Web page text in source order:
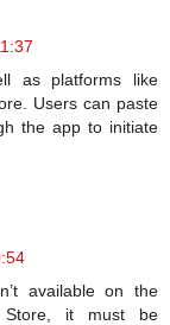
as platforms like
Users can paste
the app to initiate
available on the
Store, it must be